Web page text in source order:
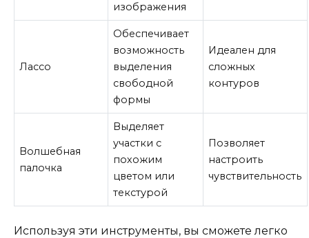
изображения
Лассо
Обеспечивает
возможность
выделения
свободной
формы
Идеален для
сложных
контуров
Волшебная
палочка
Выделяет
участки с
похожим
цветом или
текстурой
Позволяет
настроить
чувствительность
Используя эти инструменты, вы сможете легко